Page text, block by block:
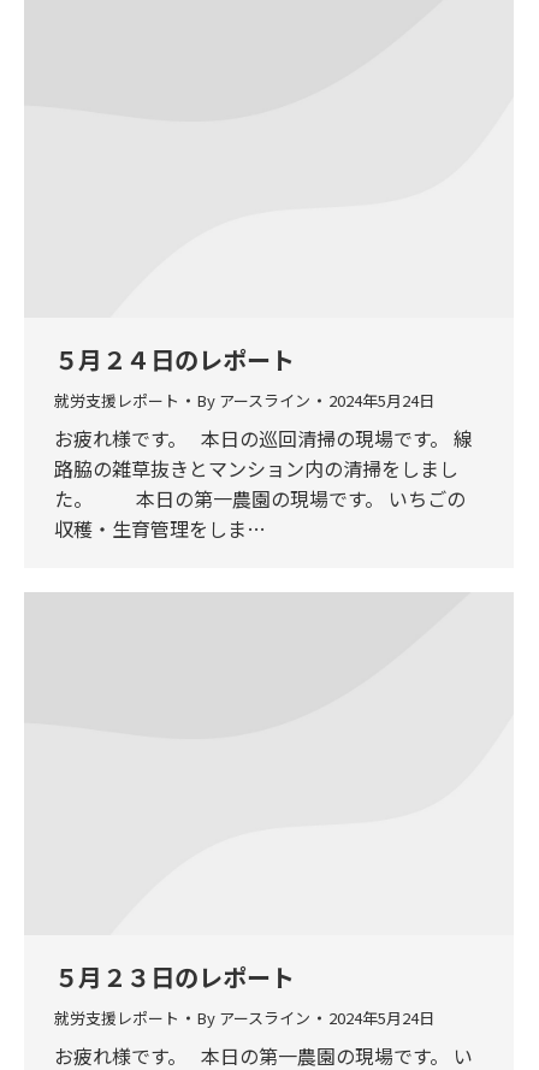
５月２４日のレポート
就労支援レポート By アースライン 2024年5月24日
お疲れ様です。 本日の巡回清掃の現場です。 線
路脇の雑草抜きとマンション内の清掃をしまし
た。 本日の第一農園の現場です。 いちごの
収穫・生育管理をしま…
５月２３日のレポート
就労支援レポート By アースライン 2024年5月24日
お疲れ様です。 本日の第一農園の現場です。 い